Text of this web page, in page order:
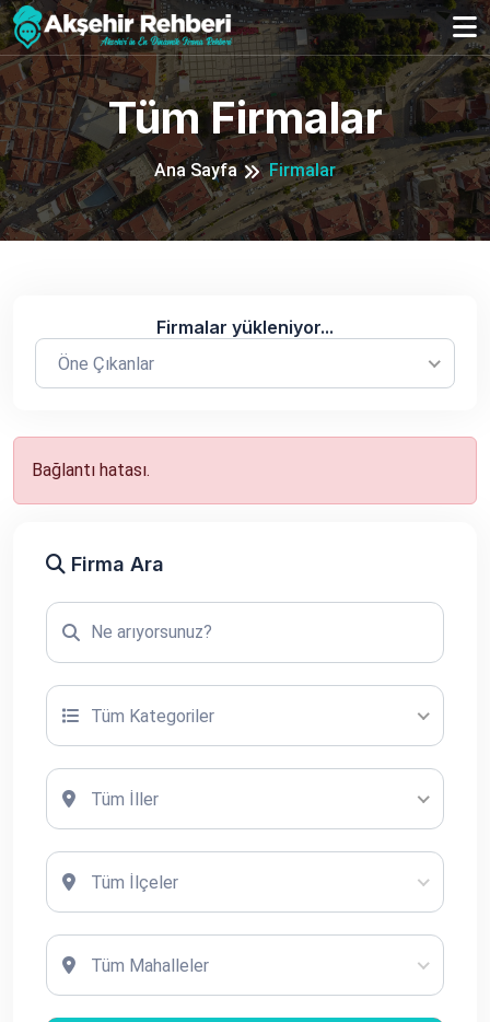
Tüm Firmalar
Ana Sayfa Firmalar
Firma Ara
Tüm Kategoriler
Tüm İller
Tüm İlçeler
Tüm Mahalleler
Firmalar yükleniyor...
Öne Çıkanlar
Bağlantı hatası.